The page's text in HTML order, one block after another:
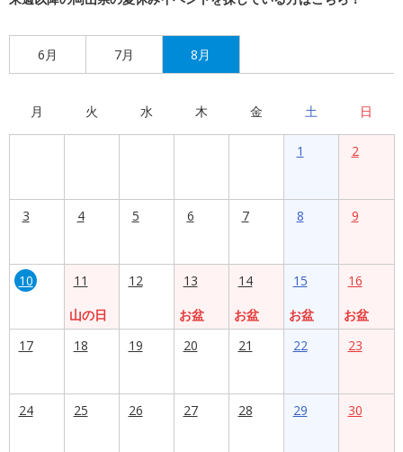
6月 7月 8月
月 火 水 木 金 土 日
1 2
3 4 5 6 7 8 9
10
11
山の日
12
13
お盆
14
お盆
15
お盆
16
お盆
17
18 19 20 21 22 23
24 25 26 27 28 29 30